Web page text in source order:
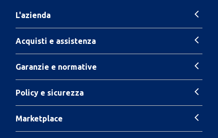
L'azienda
Acquisti e assistenza
Garanzie e normative
Policy e sicurezza
Marketplace